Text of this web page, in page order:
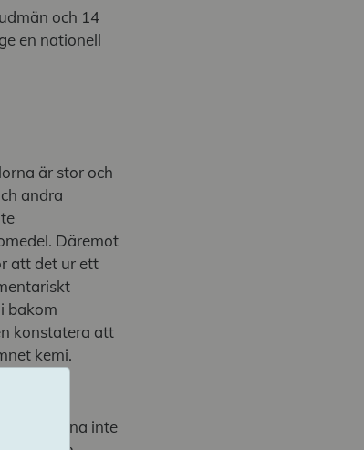
och 14
en nationell
är stor och
andra
Däremot
att det ur ett
bakom
konstatera att
kemi.
skolorna inte